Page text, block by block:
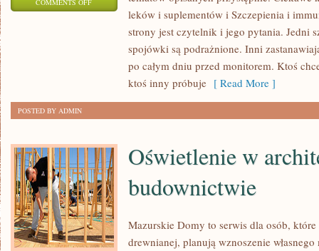
COMMENTS OFF
TRYCHOLOGIAleków i suplementów i Szczepienia i
strony jest czytelnik i jego pytania. Jedni
spojówki są podrażnione. Inni
po całym dniu przed monitorem. Ktoś
ktoś inny próbuje [ Read More ]
POSTED BY ADMIN
Oświetlenie w
budownictwie
Mazurskie Domy to serwis dla osób,
drewnianej, planują wznoszenie